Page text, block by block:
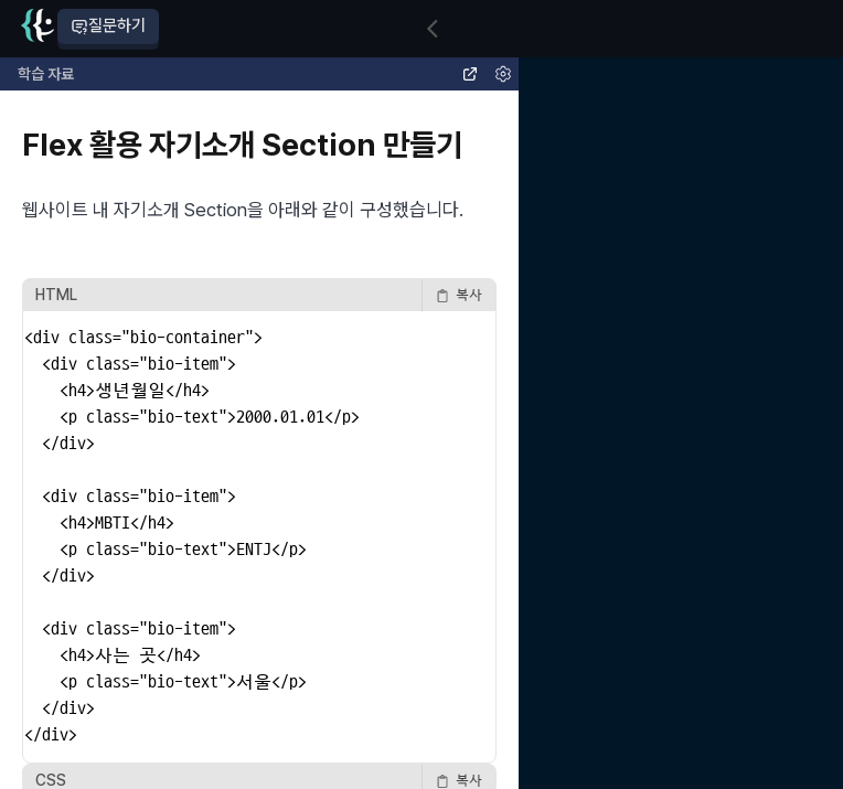
질문하기
학습 자료
Flex 활용 자기소개 Section 만들기
웹사이트 내 자기소개 Section을 아래와 같이 구성했습니다.
HTML 복사
<div class="bio-container">
  <div class="bio-item">
    <h4>생년월일</h4>
    <p class="bio-text">2000.01.01</p>
  </div>
  <div class="bio-item">
    <h4>MBTI</h4>
    <p class="bio-text">ENTJ</p>
  </div>
  <div class="bio-item">
    <h4>사는 곳</h4>
    <p class="bio-text">서울</p>
  </div>
</div>
CSS 복사